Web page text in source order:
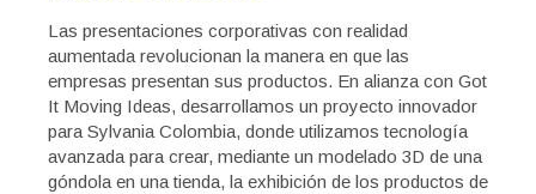
Las presentaciones corporativas con realidad
aumentada revolucionan la manera en que las
empresas presentan sus productos. En alianza con Got
It Moving Ideas, desarrollamos un proyecto innovador
para Sylvania Colombia, donde utilizamos tecnología
avanzada para crear, mediante un modelado 3D de una
góndola en una tienda, la exhibición de los productos de